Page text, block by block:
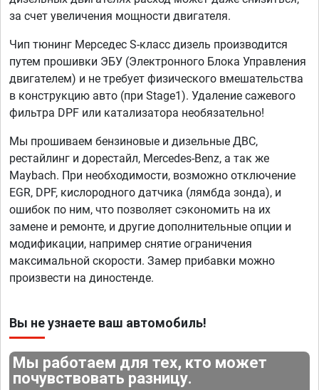
за счет увеличения мощности двигателя.
Чип тюнинг Мерседес S-класс дизель производится
путем прошивки ЭБУ (Электронного Блока Управления
двигателем) и не требует физического вмешательства
в конструкцию авто (при Stage1). Удаление сажевого
фильтра DPF или катализатора необязательно!
Мы прошиваем бензиновые и дизельные ДВС,
рестайлинг и дорестайл, Mercedes-Benz, а так же
Maybach. При необходимости, возможно отключение
EGR, DPF, кислородного датчика (лямбда зонда), и
ошибок по ним, что позволяет сэкономить на их
замене и ремонте, и другие дополнительные опции и
модификации, например снятие ограничения
максимальной скорости. Замер прибавки можно
произвести на диностенде.
Вы не узнаете ваш автомобиль!
Мы работаем для тех, кто может
почувствовать разницу.